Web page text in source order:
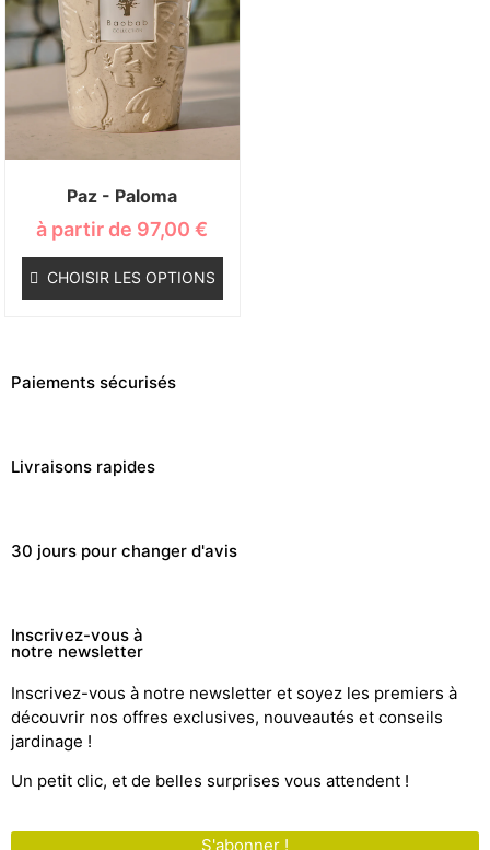
Paz - Paloma
à partir de 97,00€
CHOISIR LES OPTIONS
Paiements sécurisés
Livraisons rapides
30 jours pour changer d'avis
Inscrivez-vous à
notre newsletter
Inscrivez-vous à notre newsletter et soyez les premiers à
découvrir nos offres exclusives, nouveautés et conseils
jardinage !
Un petit clic, et de belles surprises vous attendent !
S'abonner !